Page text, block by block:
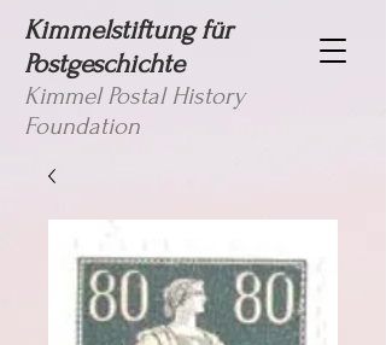
Kimmelstiftung für
Postgeschichte
Kimmel Postal History
Foundation